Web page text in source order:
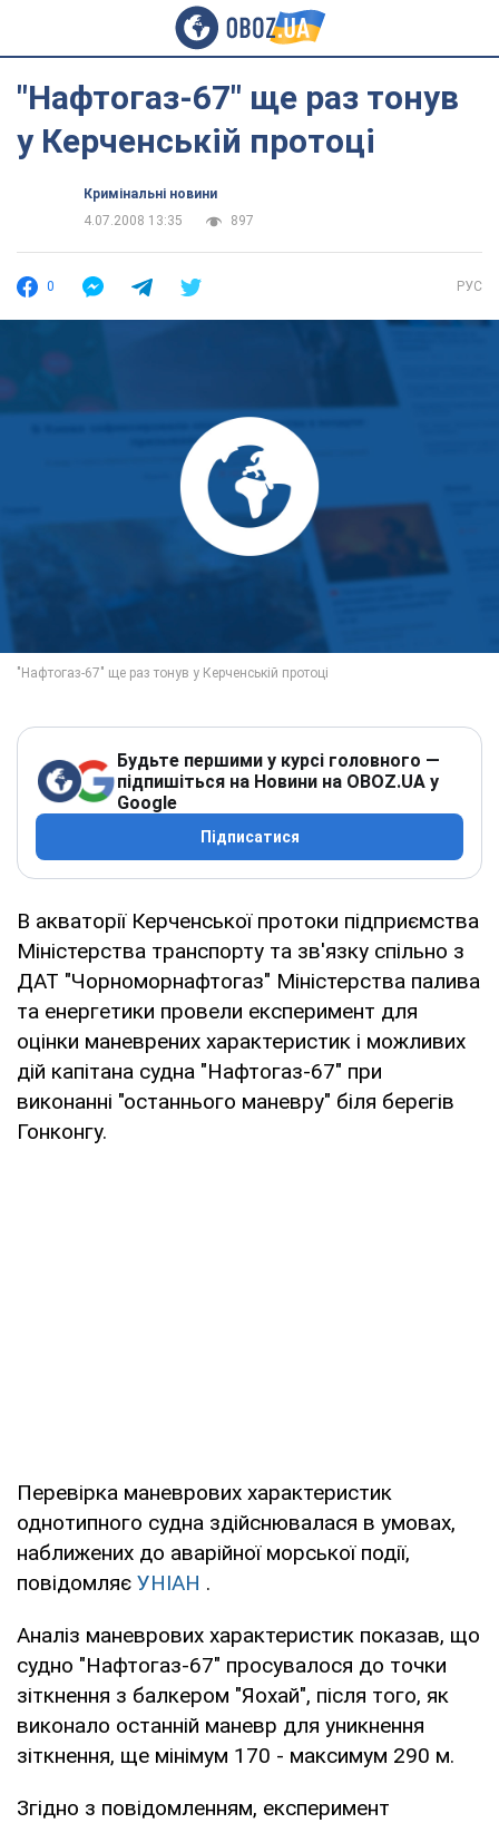
"Нафтогаз-67" ще раз тонув
у Керченській протоці
Кримінальні новини
4.07.2008 13:35
897
0 РУС
Будьте першими у курсі головного —
підпишіться на Новини на OBOZ.UA у
Google
Підписатися
В акваторії Керченської протоки підприємства
Міністерства транспорту та зв'язку спільно з
ДАТ "Чорноморнафтогаз" Міністерства палива
та енергетики провели експеримент для
оцінки маневрених характеристик і можливих
дій капітана судна "Нафтогаз-67" при
виконанні "останнього маневру" біля берегів
Гонконгу.
Перевірка маневрових характеристик
однотипного судна здійснювалася в умовах,
наближених до аварійної морської події,
повідомляє УНІАН .
Аналіз маневрових характеристик показав, що
судно "Нафтогаз-67" просувалося до точки
зіткнення з балкером "Яохай", після того, як
виконало останній маневр для уникнення
зіткнення, ще мінімум 170 - максимум 290 м.
Згідно з повідомленням, експеримент